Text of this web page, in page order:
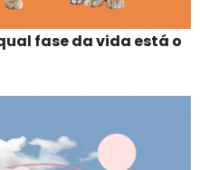
fase da vida está o